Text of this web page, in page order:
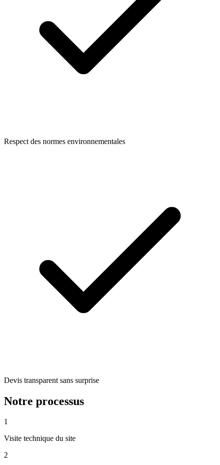
Respect des normes environnementales
Devis transparent sans surprise
Notre processus
1
Visite technique du site
2